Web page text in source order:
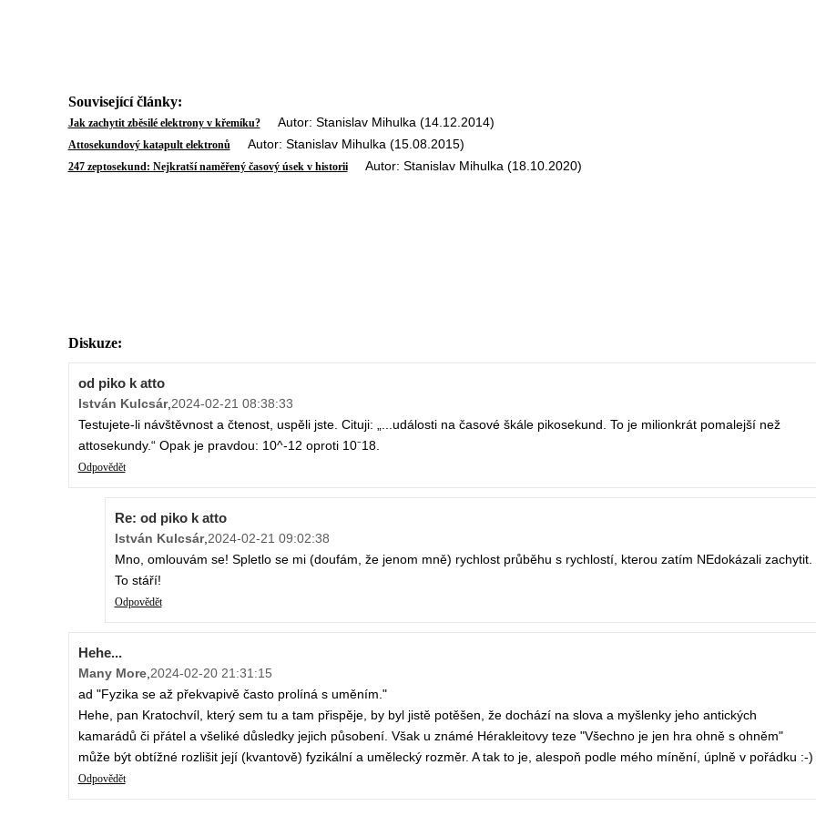
Související články:
Jak zachytit zběsilé elektrony v křemíku?Autor: Stanislav Mihulka (14.12.2014)
Attosekundový katapult elektronů Autor: Stanislav Mihulka (15.08.2015)
247 zeptosekund: Nejkratší naměřený časový úsek v historiiAutor: Stanislav Mihulka (18.10.2020)
Diskuze:
od piko k atto
István Kulcsár,2024-02-21 08:38:33
Testujete-li návštěvnost a čtenost, uspěli jste. Cituji: „...události na časové škále pikosekund. To je milionkrát pomalejší než
attosekundy.“ Opak je pravdou: 10^-12 oproti 10⁻18.
Odpovědět
Re: od piko k atto
István Kulcsár,2024-02-21 09:02:38
Mno, omlouvám se! Spletlo se mi (doufám, že jenom mně) rychlost průběhu s rychlostí, kterou zatím NEdokázali zachytit.
To stáří!
Odpovědět
Hehe...
Many More,2024-02-20 21:31:15
ad "Fyzika se až překvapivě často prolíná s uměním."
Hehe, pan Kratochvíl, který sem tu a tam přispěje, by byl jistě potěšen, že dochází na slova a myšlenky jeho antických
kamarádů či přátel a všeliké důsledky jejich působení. Však u známé Hérakleitovy teze "Všechno je jen hra ohně s ohněm"
může být obtížné rozlišit její (kvantově) fyzikální a umělecký rozměr. A tak to je, alespoň podle mého mínění, úplně v pořádku :-)
Odpovědět